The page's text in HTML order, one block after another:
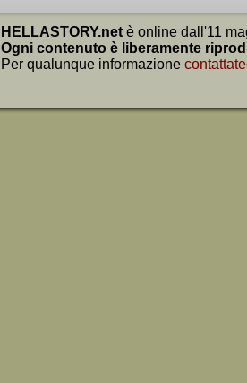
HELLASTORY.net è online dall'11
Ogni contenuto è liberamente
Per qualunque informazione